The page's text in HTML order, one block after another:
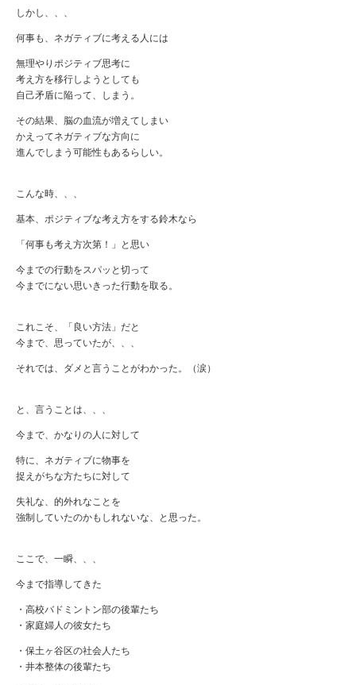
しかし、、、
何事も、ネガティブに考える人には
無理やりポジティブ思考に
考え方を移行しようとしても
自己矛盾に陥って、しまう。
その結果、脳の血流が増えてしまい
かえってネガティブな方向に
進んでしまう可能性もあるらしい。
こんな時、、、
基本、ポジティブな考え方をする鈴木なら
「何事も考え方次第！」と思い
今までの行動をスパッと切って
今までにない思いきった行動を取る。
これこそ、「良い方法」だと
今まで、思っていたが、、、
それでは、ダメと言うことがわかった。（涙）
と、言うことは、、、
今まで、かなりの人に対して
特に、ネガティブに物事を
捉えがちな方たちに対して
失礼な、的外れなことを
強制していたのかもしれないな、と思った。
ここで、一瞬、、、
今まで指導してきた
・高校バドミントン部の後輩たち
・家庭婦人の彼女たち
・保土ヶ谷区の社会人たち
・井本整体の後輩たち